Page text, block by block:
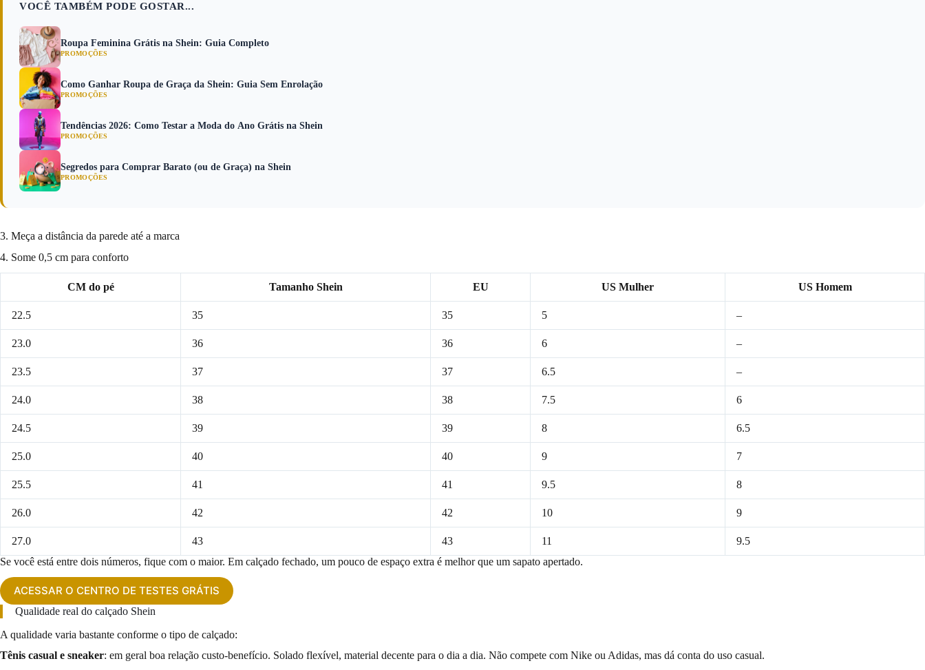
VOCÊ TAMBÉM PODE GOSTAR...
Roupa Feminina Grátis na Shein: Guia Completo
PROMOÇÕES
Como Ganhar Roupa de Graça da Shein: Guia Sem Enrolação
PROMOÇÕES
Tendências 2026: Como Testar a Moda do Ano Grátis na Shein
PROMOÇÕES
Segredos para Comprar Barato (ou de Graça) na Shein
PROMOÇÕES
3. Meça a distância da parede até a marca
4. Some 0,5 cm para conforto
CM do pé Tamanho Shein EU US Mulher US Homem
22.5 35 35 5 –
23.0 36 36 6 –
23.5 37 37 6.5 –
24.0 38 38 7.5 6
24.5 39 39 8 6.5
25.0 40 40 9 7
25.5 41 41 9.5 8
26.0 42 42 10 9
27.0 43 43 11
9.5
Se você está entre dois números, fique com o maior. Em calçado fechado, um pouco de espaço extra é melhor que um sapato apertado.
ACESSAR O CENTRO DE TESTES GRÁTIS
Qualidade real do calçado Shein
A qualidade varia bastante conforme o tipo de calçado:
Tênis casual e sneaker: em geral boa relação custo-benefício. Solado flexível, material decente para o dia a dia. Não compete com Nike ou Adidas, mas dá conta do uso casual.